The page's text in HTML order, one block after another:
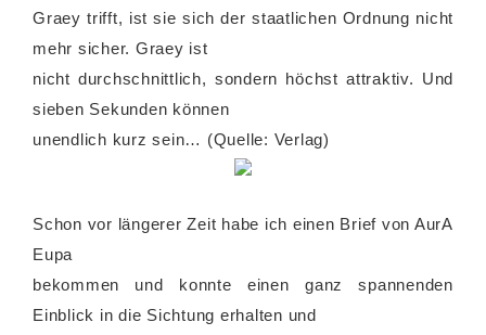
Graey trifft, ist sie sich der staatlichen Ordnung nicht
mehr sicher. Graey ist
nicht durchschnittlich, sondern höchst attraktiv. Und
sieben Sekunden können
unendlich kurz sein… (Quelle: Verlag)
Schon vor längerer Zeit habe ich einen Brief von AurA
Eupa
bekommen und konnte einen ganz spannenden
Einblick in die Sichtung erhalten und